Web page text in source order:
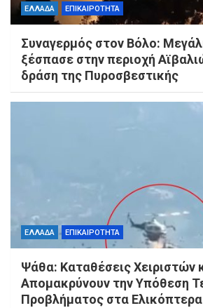
ΕΛΛΑΔΑ ΕΠΙΚΑΙΡΟΤΗΤΑ
Συναγερμός στον Βόλο:
ξέσπασε στην περιοχή
δράση της Πυροσβεστικής
ΕΛΛΑΔΑ ΕΠΙΚΑΙΡΟΤΗΤΑ
Ψάθα: Καταθέσεις Χειριστών
Απομακρύνουν την Υπόθεση
Προβλήματος στα Ελικόπτερα